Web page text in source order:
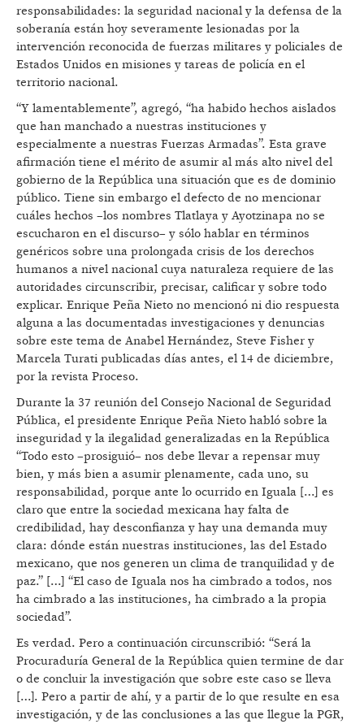
responsabilidades: la seguridad nacional y la defensa de la
soberanía están hoy severamente lesionadas por la
intervención reconocida de fuerzas militares y policiales de
Estados Unidos en misiones y tareas de policía en el
territorio nacional.
“Y lamentablemente”, agregó, “ha habido hechos aislados
que han manchado a nuestras instituciones y
especialmente a nuestras Fuerzas Armadas”. Esta grave
afirmación tiene el mérito de asumir al más alto nivel del
gobierno de la República una situación que es de dominio
público. Tiene sin embargo el defecto de no mencionar
cuáles hechos –los nombres Tlatlaya y Ayotzinapa no se
escucharon en el discurso– y sólo hablar en términos
genéricos sobre una prolongada crisis de los derechos
humanos a nivel nacional cuya naturaleza requiere de las
autoridades circunscribir, precisar, calificar y sobre todo
explicar. Enrique Peña Nieto no mencionó ni dio respuesta
alguna a las documentadas investigaciones y denuncias
sobre este tema de Anabel Hernández, Steve Fisher y
Marcela Turati publicadas días antes, el 14 de diciembre,
por la revista Proceso.
Durante la 37 reunión del Consejo Nacional de Seguridad
Pública, el presidente Enrique Peña Nieto habló sobre la
inseguridad y la ilegalidad generalizadas en la República
“Todo esto –prosiguió– nos debe llevar a repensar muy
bien, y más bien a asumir plenamente, cada uno, su
responsabilidad, porque ante lo ocurrido en Iguala […] es
claro que entre la sociedad mexicana hay falta de
credibilidad, hay desconfianza y hay una demanda muy
clara: dónde están nuestras instituciones, las del Estado
mexicano, que nos generen un clima de tranquilidad y de
paz.” […] “El caso de Iguala nos ha cimbrado a todos, nos
ha cimbrado a las instituciones, ha cimbrado a la propia
sociedad”.
Es verdad. Pero a continuación circunscribió: “Será la
Procuraduría General de la República quien termine de dar
o de concluir la investigación que sobre este caso se lleva
[…]. Pero a partir de ahí, y a partir de lo que resulte en esa
investigación, y de las conclusiones a las que llegue la PGR,